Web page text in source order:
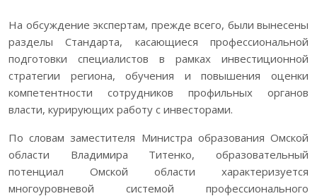
На обсуждение экспертам, прежде всего, были вынесены
разделы Стандарта, касающиеся профессиональной
подготовки специалистов в рамках инвестиционной
стратегии региона, обучения и повышения оценки
компетентности сотрудников профильных органов
власти, курирующих работу с инвесторами.
По словам заместителя Министра образования Омской
области Владимира Титенко, образовательный
потенциал Омской области характеризуется
многоуровневой системой профессионального